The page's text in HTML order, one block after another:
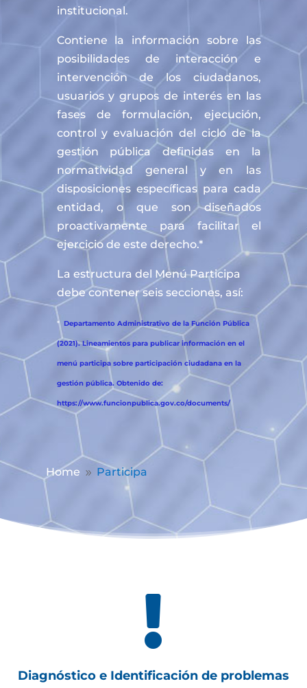
institucional.
Contiene la información sobre las
posibilidades de interacción e
intervención de los ciudadanos,
usuarios y grupos de interés en las
fases de formulación, ejecución,
control y evaluación del ciclo de la
gestión pública definidas en la
normatividad general y en las
disposiciones específicas para cada
entidad, o que son diseñados
proactivamente para facilitar el
ejercicio de este derecho.*
La estructura del Menú Participa
debe contener seis secciones, así:
* Departamento Administrativo de la Función Pública
(2021). Lineamientos para publicar información en el
menú participa sobre participación ciudadana en la
gestión pública. Obtenido de:
https://www.funcionpublica.gov.co/documents/
Home 9 Participa

Diagnóstico e Identificación de problemas